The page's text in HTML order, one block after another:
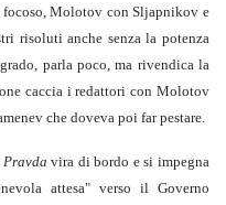
Molotov con Sljapnikov e
risoluti anche senza la potenza
parla poco, ma rivendica la
caccia i redattori con Molotov
che doveva poi far pestare.
Pravda vira di bordo e si impegna
attesa" verso il Governo